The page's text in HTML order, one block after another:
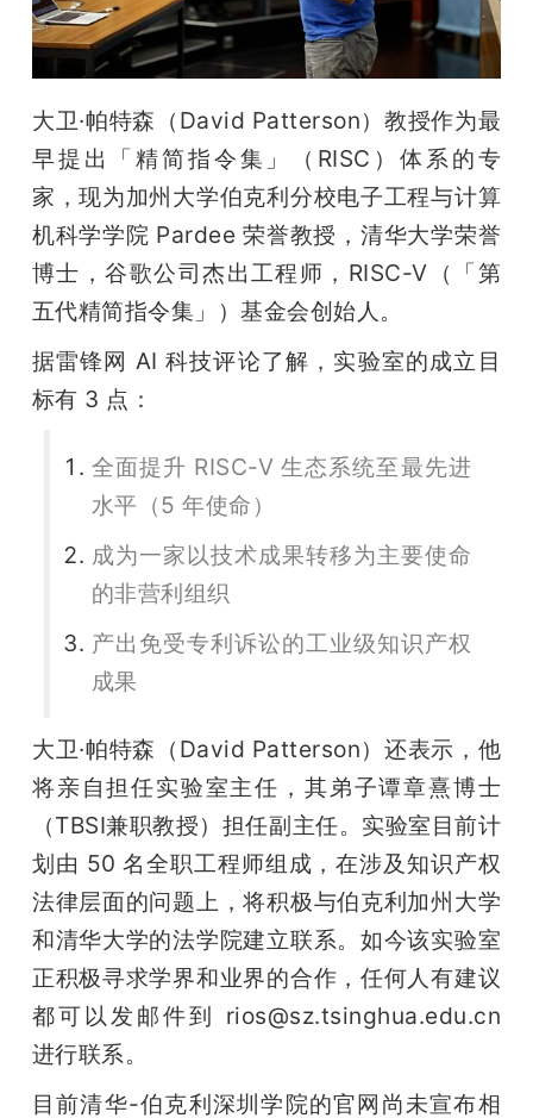
专
爱
搞
机
大卫·帕特森（David Patterson）教授作为最
早提出「精简指令集」（RISC）体系的专
家，现为加州大学伯克利分校电子工程与计算
机科学学院 Pardee 荣誉教授，清华大学荣誉
博士，谷歌公司杰出工程师，RISC-V（「第
五代精简指令集」）基金会创始人。
据雷锋网 AI 科技评论了解，实验室的成立目
标有 3 点：
全面提升 RISC-V 生态系统至最先进
水平（5 年使命）
成为一家以技术成果转移为主要使命
的非营利组织
产出免受专利诉讼的工业级知识产权
成果
大卫·帕特森（David Patterson）还表示，他
将亲自担任实验室主任，其弟子谭章熹博士
（TBSI兼职教授）担任副主任。实验室目前计
划由 50 名全职工程师组成，在涉及知识产权
法律层面的问题上，将积极与伯克利加州大学
和清华大学的法学院建立联系。如今该实验室
正积极寻求学界和业界的合作，任何人有建议
都可以发邮件到 rios@sz.tsinghua.edu.cn
进行联系。
目前清华-伯克利深圳学院的官网尚未宣布相